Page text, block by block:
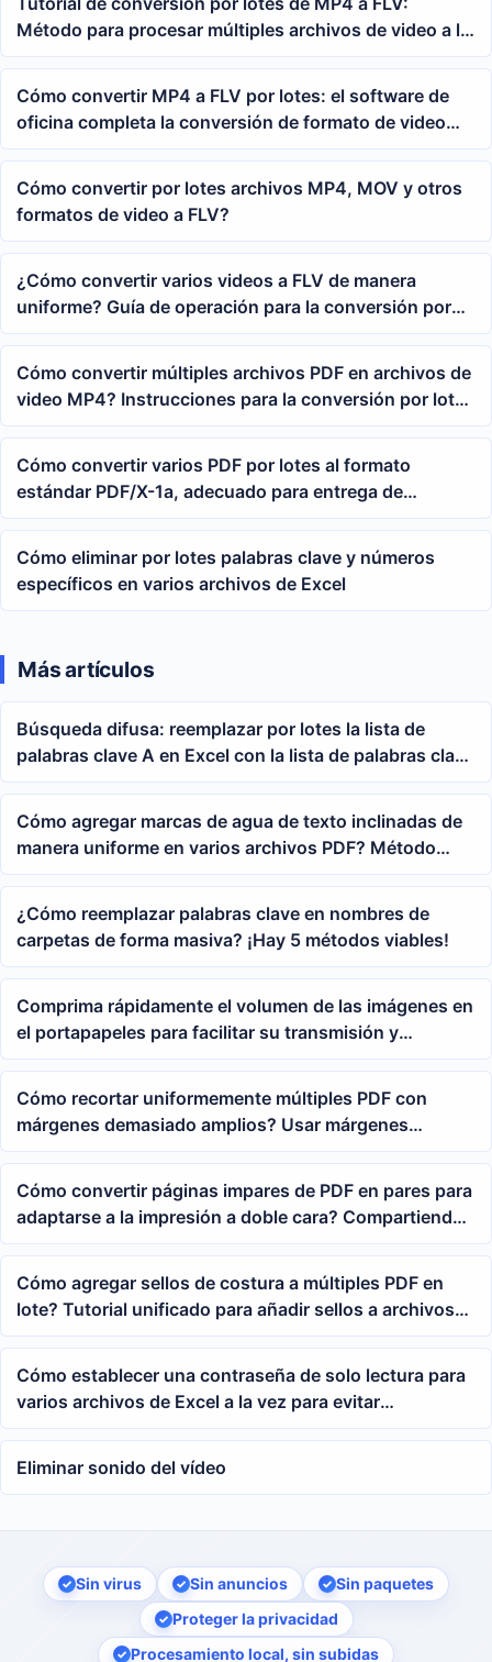
Método para procesar múltiples archivos de video a la
vez
Cómo convertir MP4 a FLV por lotes: el software de
oficina completa la conversión de formato de video
con un solo clic
Cómo convertir por lotes archivos MP4, MOV y otros
formatos de video a FLV?
¿Cómo convertir varios videos a FLV de manera
uniforme? Guía de operación para la conversión por
lotes de formatos de video
Cómo convertir múltiples archivos PDF en archivos de
video MP4? Instrucciones para la conversión por lotes
en el entorno de oficina y configuración de
parámetros
Cómo convertir varios PDF por lotes al formato
estándar PDF/X-1a, adecuado para entrega de
impresión y verificación de archivo
Cómo eliminar por lotes palabras clave y números
específicos en varios archivos de Excel
Más artículos
Búsqueda difusa: reemplazar por lotes la lista de
palabras clave A en Excel con la lista de palabras clave
B mediante fórmulas
Cómo agregar marcas de agua de texto inclinadas de
manera uniforme en varios archivos PDF? Método
para procesar marcas de agua en lote
¿Cómo reemplazar palabras clave en nombres de
carpetas de forma masiva? ¡Hay 5 métodos viables!
Comprima rápidamente el volumen de las imágenes en
el portapapeles para facilitar su transmisión y
almacenamiento
Cómo recortar uniformemente múltiples PDF con
márgenes demasiado amplios? Usar márgenes
manuales para recortar espacios en blanco de páginas
en lote
Cómo convertir páginas impares de PDF en pares para
adaptarse a la impresión a doble cara? Compartiendo
5 consejos prácticos
Cómo agregar sellos de costura a múltiples PDF en
lote? Tutorial unificado para añadir sellos a archivos
PDF
Cómo establecer una contraseña de solo lectura para
varios archivos de Excel a la vez para evitar
modificaciones no autorizadas
Eliminar sonido del vídeo
Sin virus Sin anuncios
Sin paquetes
Proteger la privacidad
Procesamiento local, sin subidas